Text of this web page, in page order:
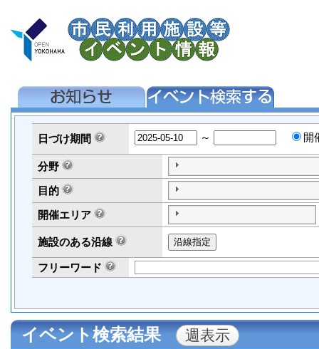
日づけ期間 ～ 開
分野
目的
開催エリア
施設のある沿線
フリーワード
イベント検索結果